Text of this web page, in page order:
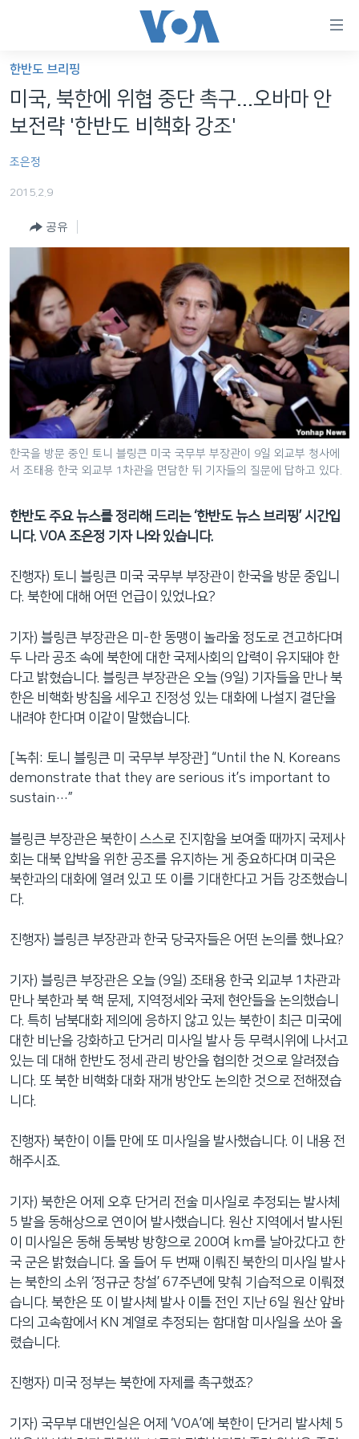
가
능
링
인
동
메
인
네
이
션
으
이
색
으
이
세계
라디오
프로그램
주파수 안내
언어 선택
한반도 브리핑
미국, 북한에 위협 중단 촉구...오바마 안
보전략 '한반도 비핵화 강조'
조은정
2015.2.9
공유
한국을 방문 중인 토니 블링큰 미국 국무부 부장관이 9일 외교부 청사에
서 조태용 한국 외교부 1차관을 면담한 뒤 기자들의 질문에 답하고 있다.
한반도 주요 뉴스를 정리해 드리는 ‘한반도 뉴스 브리핑’ 시간입
니다. VOA 조은정 기자 나와 있습니다.
진행자) 토니 블링큰 미국 국무부 부장관이 한국을 방문 중입니
다. 북한에 대해 어떤 언급이 있었나요?
기자) 블링큰 부장관은 미-한 동맹이 놀라울 정도로 견고하다며
두 나라 공조 속에 북한에 대한 국제사회의 압력이 유지돼야 한
다고 밝혔습니다. 블링큰 부장관은 오늘 (9일) 기자들을 만나 북
한은 비핵화 방침을 세우고 진정성 있는 대화에 나설지 결단을
내려야 한다며 이같이 말했습니다.
[녹취: 토니 블링큰 미 국무부 부장관] “Until the N. Koreans
demonstrate that they are serious it’s important to
sustain…”
블링큰 부장관은 북한이 스스로 진지함을 보여줄 때까지 국제사
회는 대북 압박을 위한 공조를 유지하는 게 중요하다며 미국은
북한과의 대화에 열려 있고 또 이를 기대한다고 거듭 강조했습니
다.
진행자) 블링큰 부장관과 한국 당국자들은 어떤 논의를 했나요?
기자) 블링큰 부장관은 오늘 (9일) 조태용 한국 외교부 1차관과
만나 북한과 북 핵 문제, 지역정세와 국제 현안들을 논의했습니
다. 특히 남북대화 제의에 응하지 않고 있는 북한이 최근 미국에
대한 비난을 강화하고 단거리 미사일 발사 등 무력시위에 나서고
있는 데 대해 한반도 정세 관리 방안을 협의한 것으로 알려졌습
니다. 또 북한 비핵화 대화 재개 방안도 논의한 것으로 전해졌습
니다.
진행자) 북한이 이틀 만에 또 미사일을 발사했습니다. 이 내용 전
해주시죠.
기자) 북한은 어제 오후 단거리 전술 미사일로 추정되는 발사체
5 발을 동해상으로 연이어 발사했습니다. 원산 지역에서 발사된
이 미사일은 동해 동북방 방향으로 200여 km를 날아갔다고 한
국 군은 밝혔습니다. 올 들어 두 번째 이뤄진 북한의 미사일 발사
는 북한의 소위 ‘정규군 창설’ 67주년에 맞춰 기습적으로 이뤄졌
습니다. 북한은 또 이 발사체 발사 이틀 전인 지난 6일 원산 앞바
다의 고속함에서 KN 계열로 추정되는 함대함 미사일을 쏘아 올
렸습니다.
진행자) 미국 정부는 북한에 자제를 촉구했죠?
기자) 국무부 대변인실은 어제 ‘VOA’에 북한이 단거리 발사체 5